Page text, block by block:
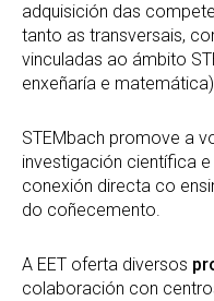
adquisición das
tanto as transversais,
vinculadas ao ámbito
enxeñaría e
STEMbach promove a
investigación científica
conexión directa co
do coñecemento.
A EET oferta diversos
colaboración con